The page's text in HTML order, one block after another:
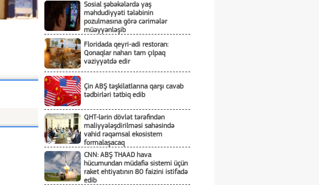
Sosial şəbəkələrdə yaş
məhdudiyyəti tələbinin
pozulmasına görə cərimələr
müəyyənləşib
Floridada qeyri-adi restoran:
Qonaqlar naharı tam çılpaq
vəziyyətdə edir
Çin ABŞ təşkilatlarına qarşı cavab
tədbirləri tətbiq edib
QHT-lərin dövlət tərəfindən
maliyyələşdirilməsi sahəsində
vahid rəqəmsal ekosistem
formalaşacaq
CNN: ABŞ THAAD hava
hücumundan müdafiə sistemi üçün
raket ehtiyatının 80 faizini istifadə
edib